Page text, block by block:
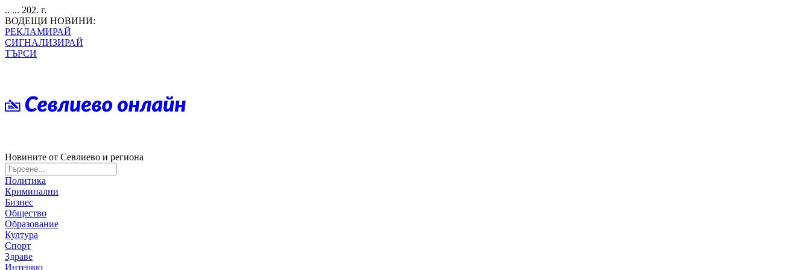
.. ... 202. г.
ВОДЕЩИ НОВИНИ:
РЕКЛАМИРАЙ
СИГНАЛИЗИРАЙ
ТЪРСИ
Новините от Севлиево и региона
Политика
Криминални
Бизнес
Общество
Образование
Култура
Спорт
Здраве
Интервю